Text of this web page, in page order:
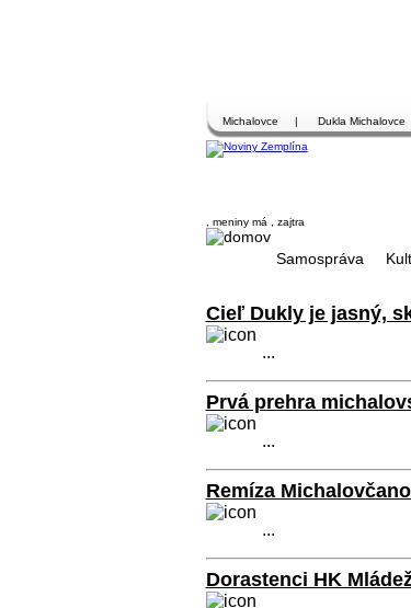
Michalovce | Dukla Michalovce
, meniny má
, zajtra
Samospráva
Cieľ Dukly je jasný,
...
Prvá prehra
...
Remíza
...
Dorastenci HK